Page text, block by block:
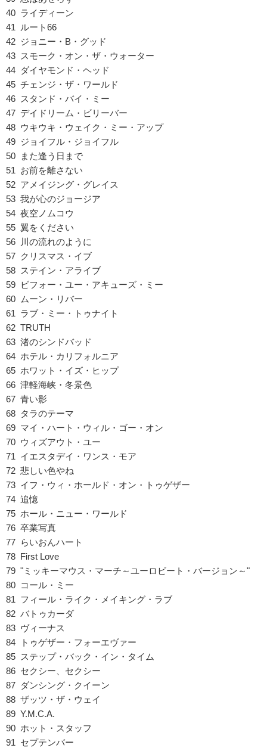
40 ライディーン
41 ルート66
42 ジョニー・B・グッド
43 スモーク・オン・ザ・ウォーター
44 ダイヤモンド・ヘッド
45 チェンジ・ザ・ワールド
46 スタンド・バイ・ミー
47 デイドリーム・ビリーバー
48 ウキウキ・ウェイク・ミー・アップ
49 ジョイフル・ジョイフル
50 また逢う日まで
51 お前を離さない
52 アメイジング・グレイス
53 我が心のジョージア
54 夜空ノムコウ
55 翼をください
56 川の流れのように
57 クリスマス・イブ
58 ステイン・アライブ
59 ビフォー・ユー・アキューズ・ミー
60 ムーン・リバー
61 ラブ・ミー・トゥナイト
62 TRUTH
63 渚のシンドバッド
64 ホテル・カリフォルニア
65 ホワット・イズ・ヒップ
66 津軽海峡・冬景色
67 青い影
68 タラのテーマ
69 マイ・ハート・ウィル・ゴー・オン
70 ウィズアウト・ユー
71 イエスタデイ・ワンス・モア
72 悲しい色やね
73 イフ・ウィ・ホールド・オン・トゥゲザー
74 追憶
75 ホール・ニュー・ワールド
76 卒業写真
77 らいおんハート
78 First Love
79 "ミッキーマウス・マーチ～ユーロビート・バージョン～"
80 コール・ミー
81 フィール・ライク・メイキング・ラブ
82 バトゥカーダ
83 ヴィーナス
84 トゥゲザー・フォーエヴァー
85 ステップ・バック・イン・タイム
86 セクシー、セクシー
87 ダンシング・クイーン
88 ザッツ・ザ・ウェイ
89 Y.M.C.A.
90 ホット・スタッフ
91 セプテンバー